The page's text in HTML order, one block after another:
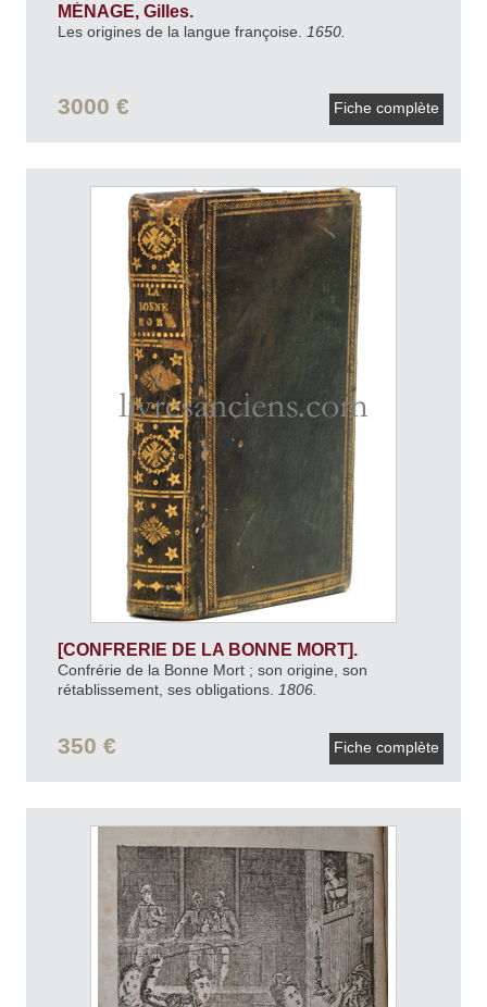
MÉNAGE, Gilles.
Les origines de la langue françoise. 1650.
3000 € Fiche complète
[CONFRERIE DE LA BONNE MORT].
Confrérie de la Bonne Mort ; son origine, son
rétablissement, ses obligations.
1806.
350 € Fiche complète